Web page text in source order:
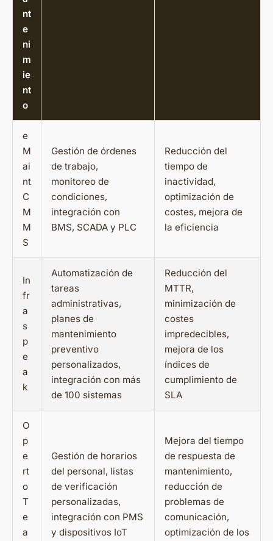
nt
e
ni
m
ie
nt
o
e
M
ai
nt
C
M
M
S
Gestión de órdenes
de trabajo,
monitoreo de
condiciones,
integración con
BMS, SCADA y PLC
Reducción del
tiempo de
inactividad,
optimización de
costes, mejora de
la eficiencia
In
fr
a
s
p
e
a
k
Automatización de
tareas
administrativas,
planes de
mantenimiento
preventivo
personalizados,
integración con más
de 100 sistemas
Reducción del
MTTR,
minimización de
costes
impredecibles,
mejora de los
índices de
cumplimiento de
SLA
O
p
e
rt
o
T
e
a
Gestión de horarios
del personal, listas
de verificación
personalizadas,
integración con PMS
y dispositivos IoT
Mejora del tiempo
de respuesta de
mantenimiento,
reducción de
problemas de
comunicación,
optimización de los